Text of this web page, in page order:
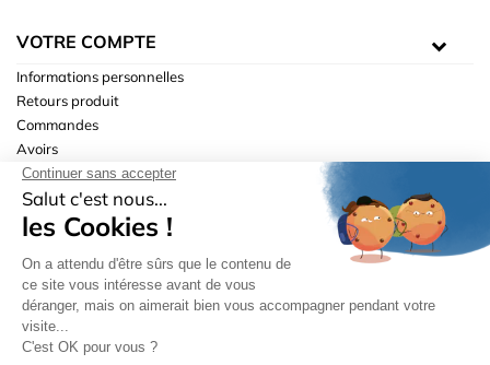
VOTRE COMPTE
Informations personnelles
Retours produit
Commandes
Avoirs
Adresses
Bons de réduction